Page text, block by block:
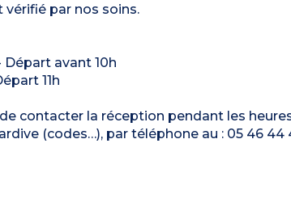
par nos soins.
Départ avant 10h
11h
contacter la réception pendant les
(codes…), par téléphone au : 05 46 44